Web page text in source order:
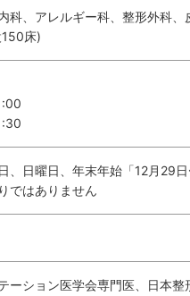
科、アレルギー科、整形外科
床)
、日曜日、年末年始「12月29
ではありません
ーション医学会専門医、日本